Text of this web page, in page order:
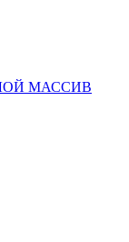
МАССИВ